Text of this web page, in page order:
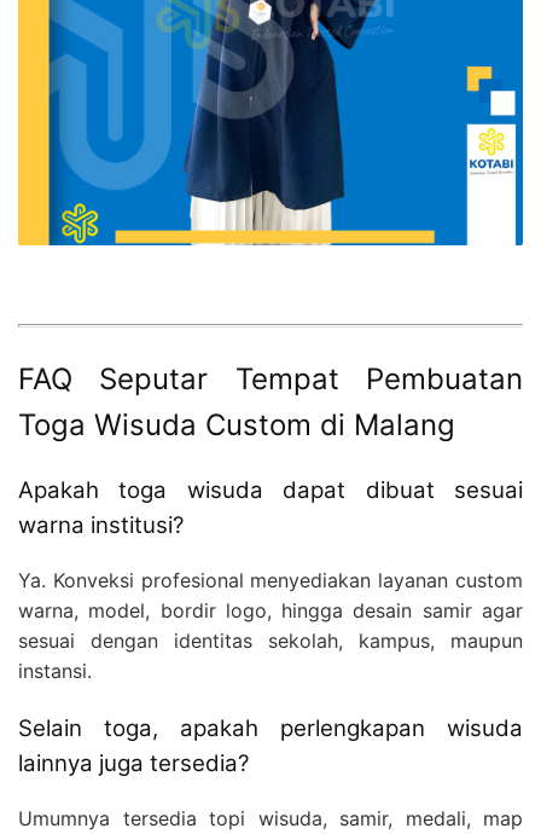
FAQ Seputar Tempat Pembuatan
Toga Wisuda Custom di Malang
Apakah toga wisuda dapat dibuat sesuai
warna institusi?
Ya. Konveksi profesional menyediakan layanan custom
warna, model, bordir logo, hingga desain samir agar
sesuai dengan identitas sekolah, kampus, maupun
instansi.
Selain toga, apakah perlengkapan wisuda
lainnya juga tersedia?
Umumnya tersedia topi wisuda, samir, medali, map